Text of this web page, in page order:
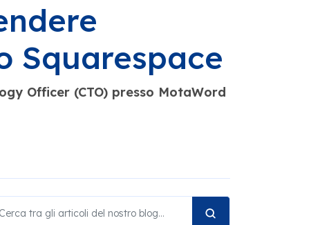
Squarespace
Officer (CTO) presso MotaWord